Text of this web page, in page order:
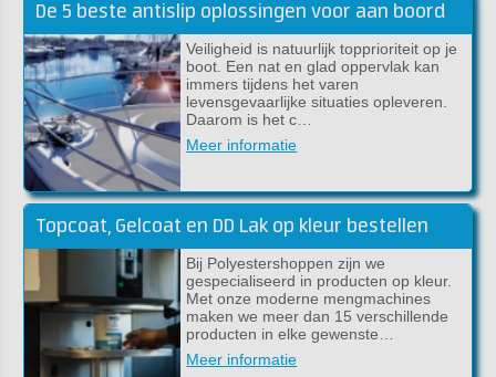
De 5 beste antislip oplossingen voor aan boord
Veiligheid is natuurlijk topprioriteit op je
boot. Een nat en glad oppervlak kan
immers tijdens het varen
levensgevaarlijke situaties opleveren.
Daarom is het c…
Meer informatie
Topcoat, Gelcoat en DD Lak op kleur bestellen
Bij Polyestershoppen zijn we
gespecialiseerd in producten op kleur.
Met onze moderne mengmachines
maken we meer dan 15 verschillende
producten in elke gewenste…
Meer informatie